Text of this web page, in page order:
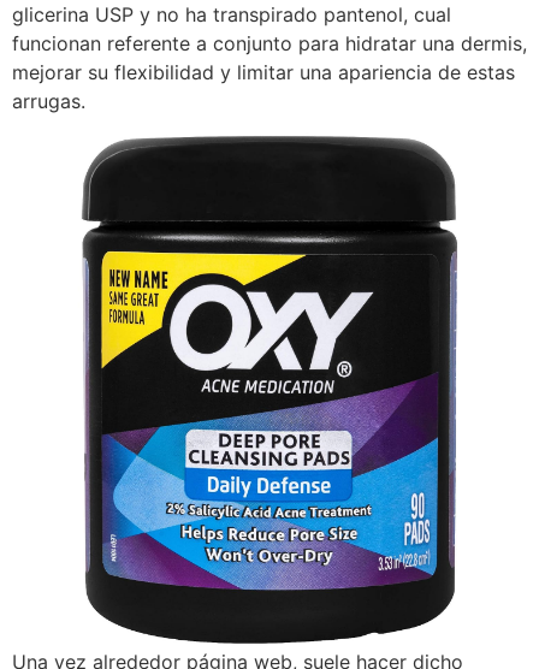
glicerina USP y no ha transpirado pantenol, cual
funcionan referente a conjunto para hidratar una dermis,
mejorar su flexibilidad y limitar una apariencia de estas
arrugas.
Una vez alrededor página web, suele hacer dicho